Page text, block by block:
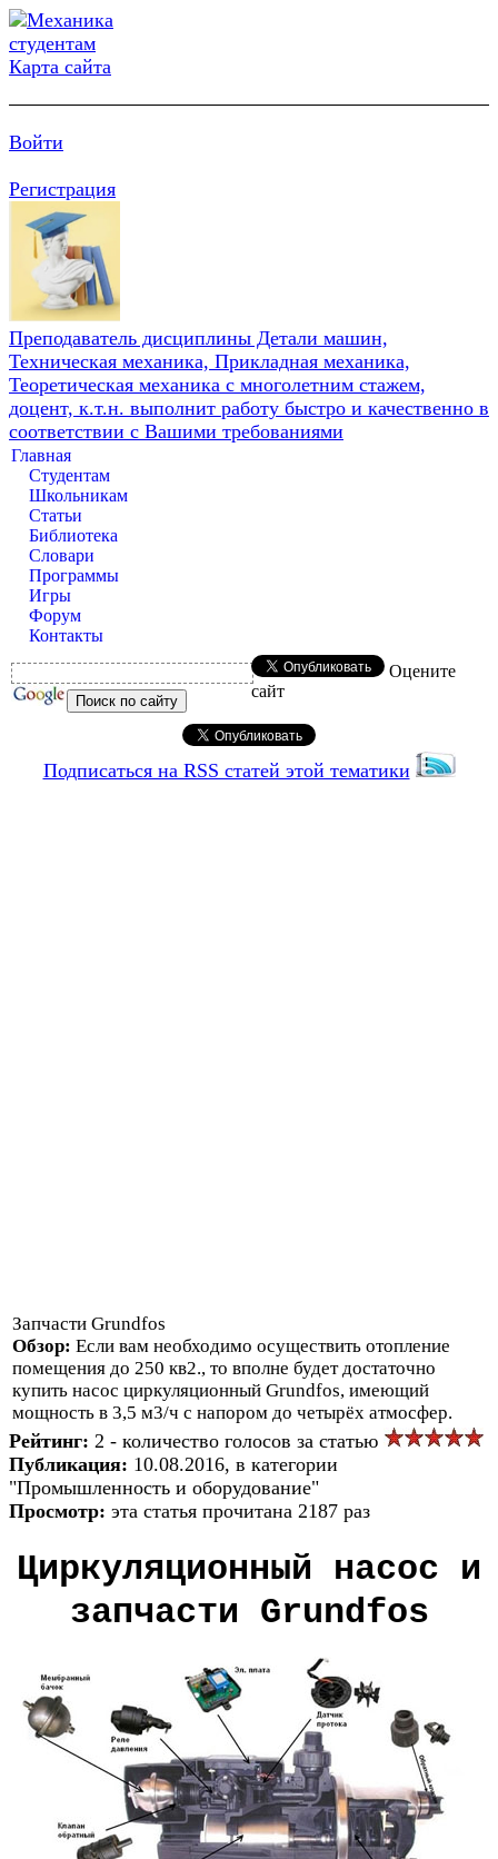
Карта сайта
Войти
Регистрация
Преподаватель дисциплины Детали машин,
Техническая механика, Прикладная механика,
Теоретическая механика с многолетним стажем,
доцент, к.т.н. выполнит работу быстро и качественно в
соответствии с Вашими требованиями
Главная
Студентам
Школьникам
Статьи
Библиотека
Словари
Программы
Игры
Форум
Контакты
Оцените
сайт
Подписаться на RSS статей этой тематики
Запчасти Grundfos
Обзор: Если вам необходимо осуществить отопление
помещения до 250 кв2., то вполне будет достаточно
купить насос циркуляционный Grundfos, имеющий
мощность в 3,5 м3/ч с напором до четырёх атмосфер.
Рейтинг: 2 - количество голосов за статью
Публикация: 10.08.2016, в категории
"Промышленность и оборудование"
Просмотр: эта статья прочитана 2187 раз
Циркуляционный насос и
запчасти Grundfos